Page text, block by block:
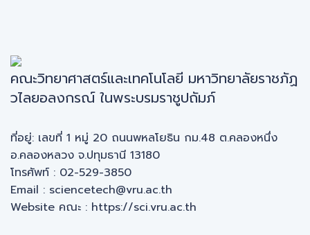
คณะวิทยาศาสตร์และเทคโนโลยี มหาวิทยาลัยราชภัฏ
วไลยอลงกรณ์ ในพระบรมราชูปถัมภ์
ที่อยู่: เลขที่ 1 หมู่ 20 ถนนพหลโยธิน กม.48 ต.คลองหนึ่ง
อ.คลองหลวง จ.ปทุมธานี 13180
โทรศัพท์ : 02-529-3850
Email : sciencetech@vru.ac.th
Website คณะ : https://sci.vru.ac.th